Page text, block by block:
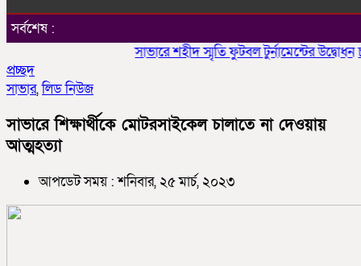
সর্বশেষ :
সাভারে শহীদ স্মৃতি ফুটবল টুর্নামেন্টের উদ্বোধন
প্রচ্ছদ
সাভার,লিড নিউজ
সাভারে শিক্ষার্থীকে মোটরসাইকেল চালাতে না দেওয়ায়
আত্মহত্যা
আপডেট সময় : শনিবার, ২৫ মার্চ, ২০২৩